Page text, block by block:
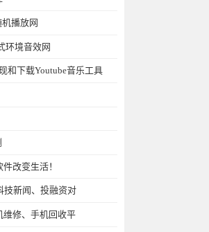
播放网
环境音效网
和下载Youtube音乐工具
改变生活！
技新闻、投融资对
维修、手机回收平